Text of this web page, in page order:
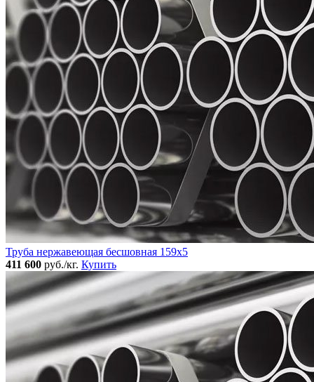
Труба нержавеющая бесшовная 159x5
411 600 руб./кг. Купить